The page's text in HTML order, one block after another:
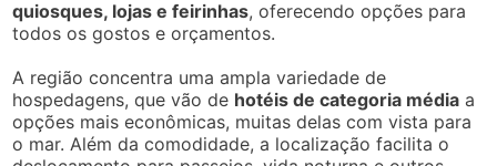
quiosques, lojas e feirinhas, oferecendo opções para
todos os gostos e orçamentos.
A região concentra uma ampla variedade de
hospedagens, que vão de hotéis de categoria média a
opções mais econômicas, muitas delas com vista para
o mar. Além da comodidade, a localização facilita o